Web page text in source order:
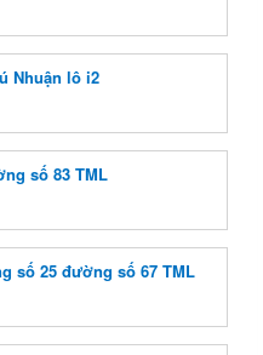
Nhuận lô i2
số 83 TML
số 25 đường số 67 TML